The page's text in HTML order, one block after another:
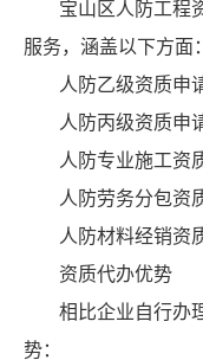
宝山区人防工程
服务，涵盖以下方面：
人防乙级资质申
人防丙级资质申
人防专业施工资
人防劳务分包资
人防材料经销资
资质代办优势
相比企业自行办
势：